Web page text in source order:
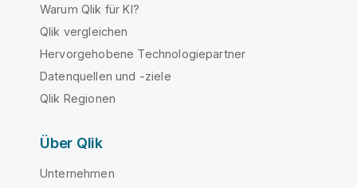
Warum Qlik für KI?
Qlik vergleichen
Hervorgehobene Technologiepartner
Datenquellen und -ziele
Qlik Regionen
Über Qlik
Unternehmen